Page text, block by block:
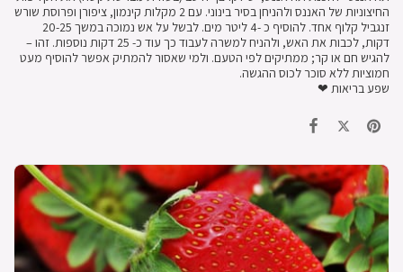
החיצוניות של האננס ולהניחן בסיר בינוני. עם 2 מקלות קינמון, ציפורן ופרוסת שורש
זנגביל קלוף אחד. להוסיף כ -4 ליטר מים. לבשל על אש נמוכה במשך 20-25
דקות, לכבות את האש, ולהניח למשרה לעבוד כך עוד כ- 25 דקות נוספות. זהו –
להגיש חם או קר; ממתיקים לפי הטעם. ולמי שאסור להמתיק אפשר להוסיף מעט
חמוציות ללא סוכר לכוס ההגשה.
שפע בריאות ❤